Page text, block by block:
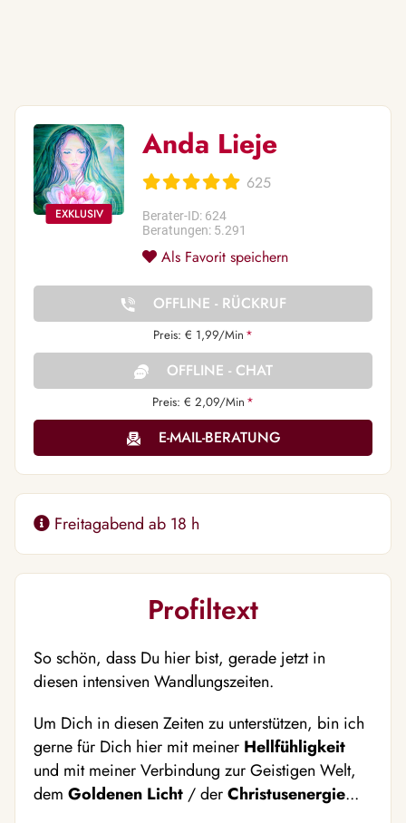
Anda Lieje
625
Berater-ID: 624
Beratungen: 5.291
Als Favorit speichern
OFFLINE - RÜCKRUF
Preis: € 1,99/Min *
OFFLINE - CHAT
Preis: € 2,09/Min *
E-MAIL-BERATUNG
Freitagabend ab 18 h
Profiltext
So schön, dass Du hier bist, gerade jetzt in
diesen intensiven Wandlungszeiten.
Um Dich in diesen Zeiten zu unterstützen, bin ich
gerne für Dich hier mit meiner Hellfühligkeit
und mit meiner Verbindung zur Geistigen Welt,
dem Goldenen Licht / derChristusenergie...